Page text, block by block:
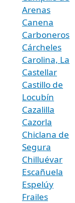
Arenas
Canena
Carboneros
Cárcheles
Carolina, La
Castellar
Castillo de
Locubín
Cazalilla
Cazorla
Chiclana de
Segura
Chilluévar
Escañuela
Espelúy
Frailes